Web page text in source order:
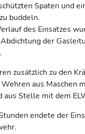
Spaten und
buddeln.
des Einsatzes
der
zusätzlich zu den
aus Maschen
aus Stelle mit dem
endete der